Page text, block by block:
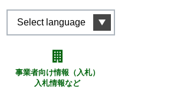
Select language
事業者向け情報（入札）
入札情報など